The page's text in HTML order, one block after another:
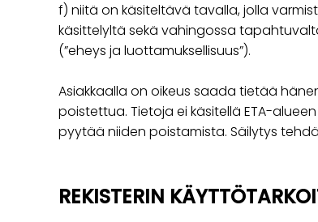
f) niitä on käsiteltävä tavalla, jolla
käsittelyltä sekä vahingossa
(”eheys ja luottamuksellisuus”).
Asiakkaalla on oikeus saada tietää
poistettua. Tietoja ei käsitellä ETA-
pyytää niiden poistamista. Säilytys
REKISTERIN